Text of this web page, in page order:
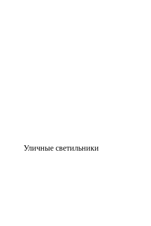
Уличные светильники